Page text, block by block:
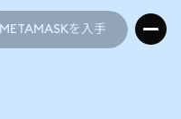
METAMASKを入手